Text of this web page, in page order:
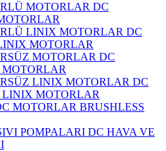
DC
DC
MOTORLAR
DC
DC
MOTORLAR
BRUSHLESS
DC HAVA VE